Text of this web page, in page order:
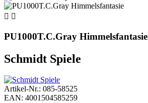
 
PU1000T.C.Gray Himmelsfantasie
Schmidt Spiele
Artikel-Nr.: 085-58525
EAN: 4001504585259